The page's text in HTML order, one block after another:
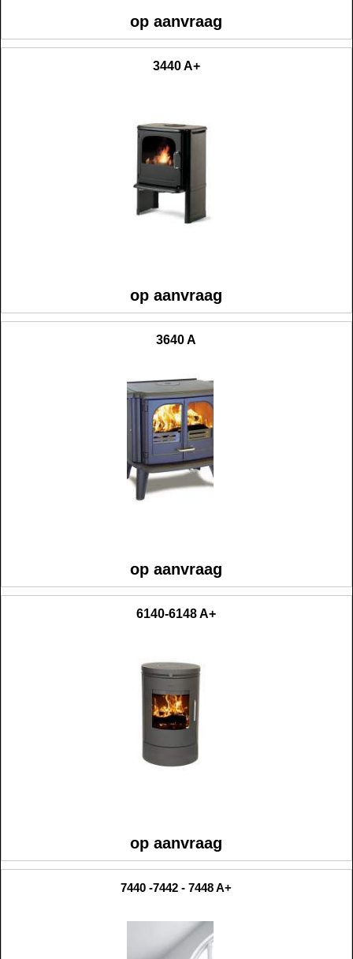
op aanvraag
3440 A+
op aanvraag
3640 A
op aanvraag
6140-6148 A+
op aanvraag
7440 -7442 - 7448 A+